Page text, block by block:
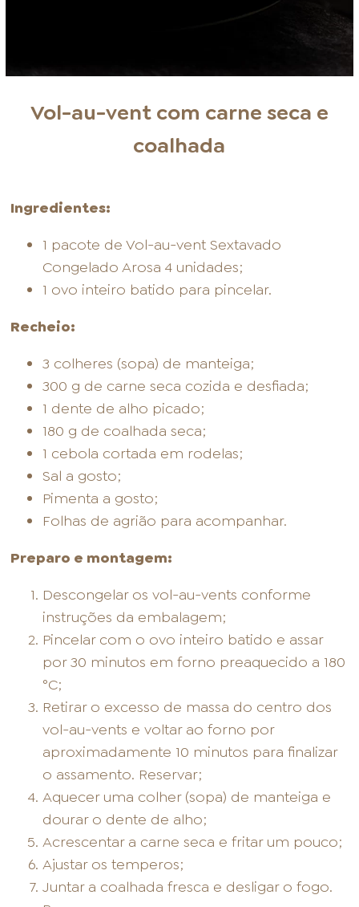
Vol-au-vent com carne seca e
coalhada
Ingredientes:
1 pacote de Vol-au-vent Sextavado
Congelado Arosa 4 unidades;
1 ovo inteiro batido para pincelar.
Recheio:
3 colheres (sopa) de manteiga;
300 g de carne seca cozida e desfiada;
1 dente de alho picado;
180 g de coalhada seca;
1 cebola cortada em rodelas;
Sal a gosto;
Pimenta a gosto;
Folhas de agrião para acompanhar.
Preparo e montagem:
Descongelar os vol-au-vents conforme
instruções da embalagem;
Pincelar com o ovo inteiro batido e assar
por 30 minutos em forno preaquecido a 180
°C;
Retirar o excesso de massa do centro dos
vol-au-vents e voltar ao forno por
aproximadamente 10 minutos para finalizar
o assamento. Reservar;
Aquecer uma colher (sopa) de manteiga e
dourar o dente de alho;
Acrescentar a carne seca e fritar um pouco;
Ajustar os temperos;
Juntar a coalhada fresca e desligar o fogo.